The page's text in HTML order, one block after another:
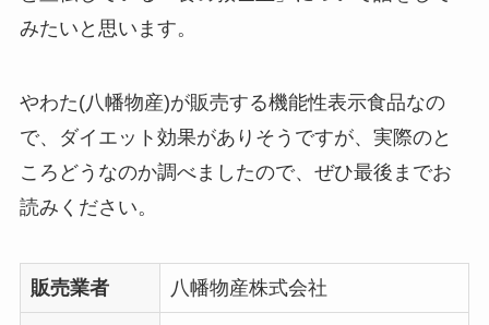
みたいと思います。
やわた(八幡物産)が販売する機能性表示食品なの
で、ダイエット効果がありそうですが、実際のと
ころどうなのか調べましたので、ぜひ最後までお
読みください。
販売業者 八幡物産株式会社